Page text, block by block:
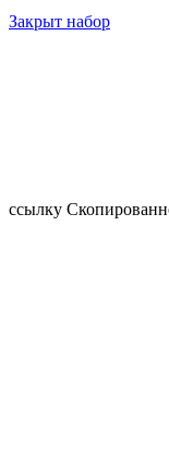
Закрыт набор
ссылку